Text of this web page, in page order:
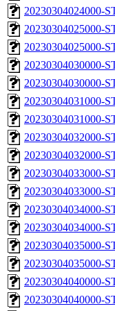
20230304024000-
20230304025000-
20230304025000-
20230304030000-
20230304030000-
20230304031000-
20230304031000-
20230304032000-
20230304032000-
20230304033000-
20230304033000-
20230304034000-
20230304034000-
20230304035000-
20230304035000-
20230304040000-
20230304040000-